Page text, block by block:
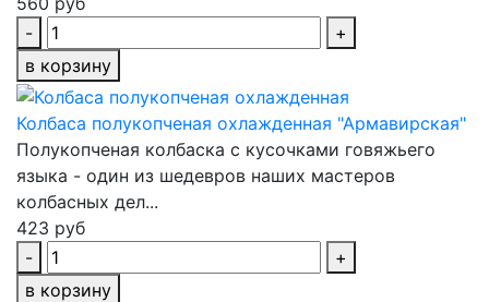
-
+
в корзину
Колбаса полукопченая охлажденная "Армавирская"
Полукопченая колбаска с кусочками говяжьего
языка - один из шедевров наших мастеров
колбасных дел...
423 руб
-
+
в корзину